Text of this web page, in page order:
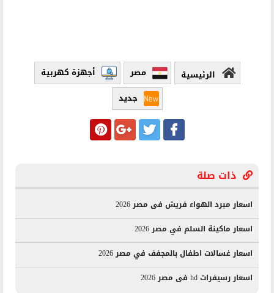
الرئيسية مصر
أجهزة كهربية
جديد
ذات صلة
اسعار مبرد الهواء فريش فى مصر 2026
اسعار ماكينة السلم في مصر 2026
اسعار غسالات اطفال بالمجفف في مصر 2026
اسعار رسيفرات hd فى مصر 2026